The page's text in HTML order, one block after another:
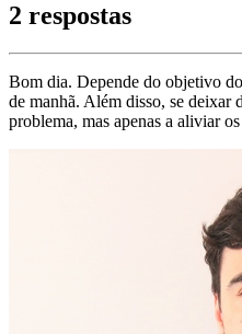
2 respostas
Bom dia. Depende do objetivo
de manhã. Além disso, se deixar
problema, mas apenas a aliviar